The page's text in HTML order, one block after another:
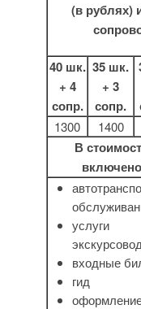
(в рублях)
40 шк.
+ 4
сопр.
35 шк.
+ 3
сопр.
1300 1400
В
включено
услуги
входные
гид